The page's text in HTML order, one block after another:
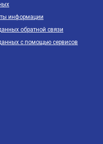
информации
обратной связи
с помощью сервисов